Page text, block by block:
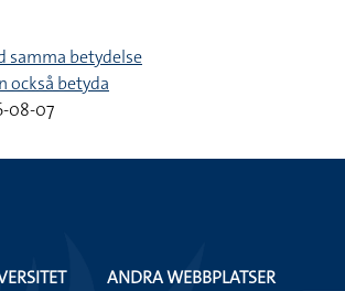
samma betydelse
också betyda
08-07
ANDRA WEBBPLATSER